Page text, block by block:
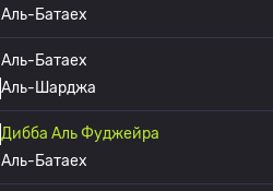
Аль-Батаех
Аль-Батаех
Аль-Шарджа
Дибба Аль Фуджейра
Аль-Батаех